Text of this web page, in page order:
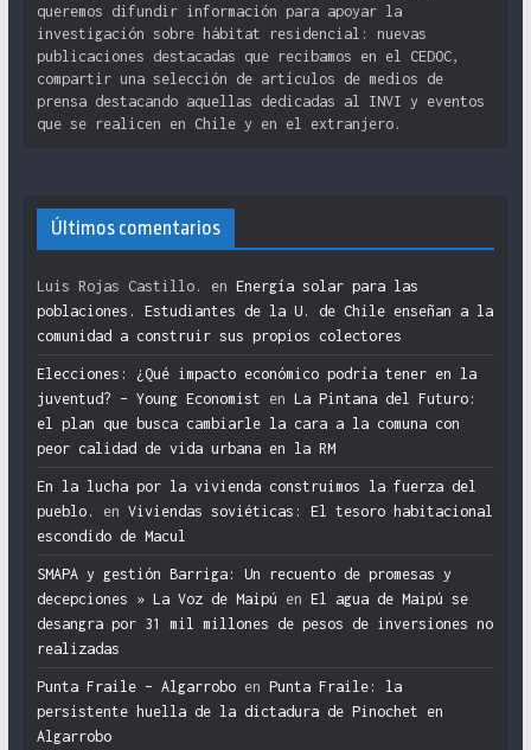
queremos difundir información para apoyar la
investigación sobre hábitat residencial: nuevas
publicaciones destacadas que recibamos en el CEDOC,
compartir una selección de artículos de medios de
prensa destacando aquellas dedicadas al INVI y eventos
que se realicen en Chile y en el extranjero.
Últimos comentarios
Luis Rojas Castillo. en Energía solar para las
poblaciones. Estudiantes de la U. de Chile enseñan a la
comunidad a construir sus propios colectores
Elecciones: ¿Qué impacto económico podría tener en la
juventud? – Young Economist en La Pintana del Futuro:
el plan que busca cambiarle la cara a la comuna con
peor calidad de vida urbana en la RM
En la lucha por la vivienda construimos la fuerza del
pueblo.
en Viviendas soviéticas: El tesoro habitacional
escondido de Macul
SMAPA y gestión Barriga: Un recuento de promesas y
decepciones » La Voz de Maipú en El agua de Maipú se
desangra por 31 mil millones de pesos de inversiones no
realizadas
Punta Fraile – Algarroboen Punta Fraile: la
persistente huella de la dictadura de Pinochet en
Algarrobo